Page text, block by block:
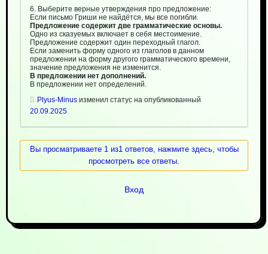
6. Выберите верные утверждения про предложение:
Если письмо Гриши не найдётся, мы все погибли.
Предложение содержит две грамматические основы.
Одно из сказуемых включает в себя местоимение.
Предложение содержит один переходный глагол.
Если заменить форму одного из глаголов в данном
предложении на форму другого грамматического времени,
значение предложения не изменится.
В предложении нет дополнений.
В предложении нет определений.
Plyus-Minusизменил статус на опубликованный
20.09.2025
Вы просматриваете 1 из1 ответов, нажмите здесь, чтобы
просмотреть все ответы.
Вход